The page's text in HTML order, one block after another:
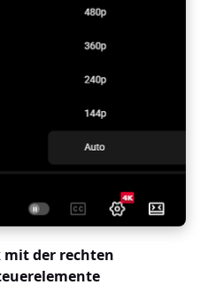
mit der rechten